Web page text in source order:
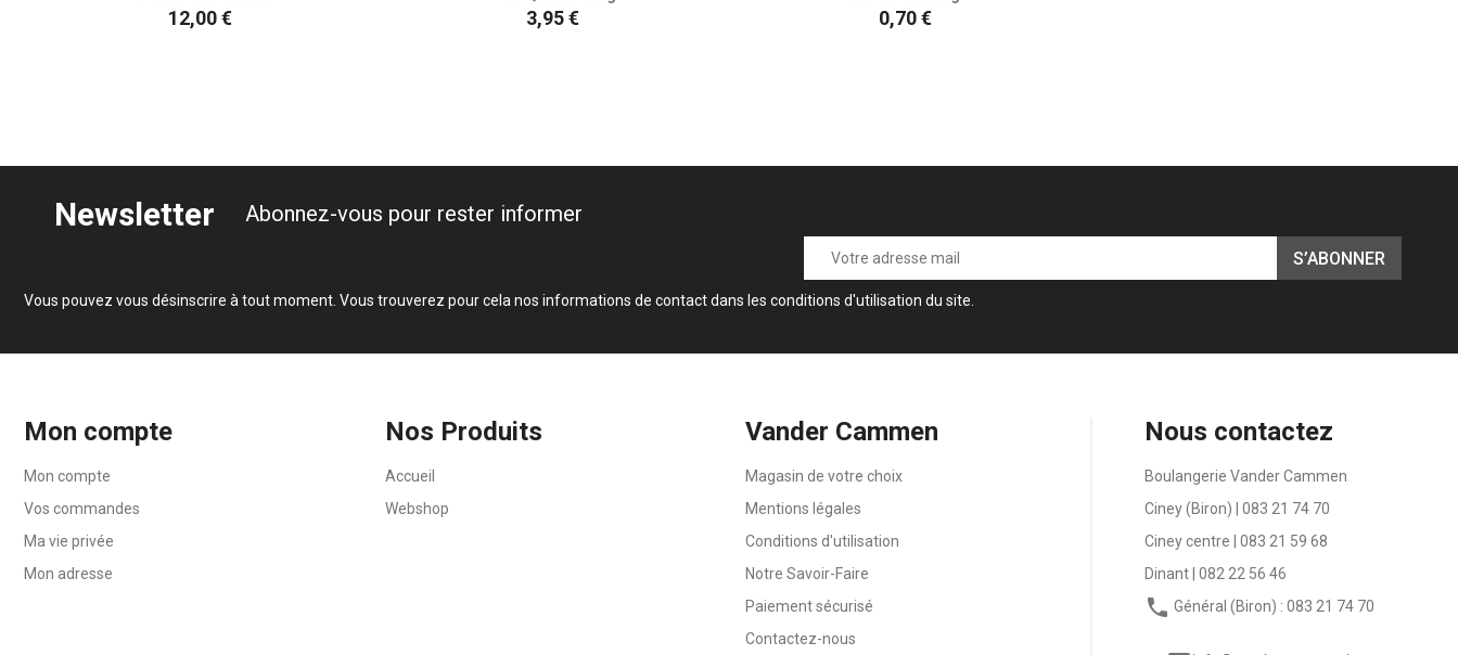
Prix
12,00 € Prix
3,95 € Prix
0,70 €
Newsletter Abonnez-vous pour rester informer
Vous pouvez vous désinscrire à tout moment. Vous trouverez pour cela nos informations de contact dans les conditions d'utilisation du site.
Mon compte
Mon compte
Vos commandes
Ma vie privée
Mon adresse
Nos Produits
Accueil
Webshop
Vander Cammen
Magasin de votre choix
Mentions légales
Conditions d'utilisation
Notre Savoir-Faire
Paiement sécurisé
Contactez-nous
Nous contactez
Boulangerie Vander Cammen
Ciney (Biron) | 083 21 74 70
Ciney centre | 083 21 59 68
Dinant | 082 22 56 46
 Général (Biron) : 083 21 74 70